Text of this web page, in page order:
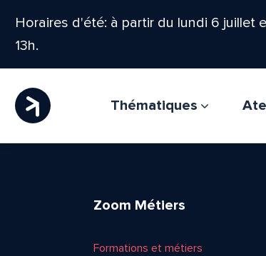
Horaires d'été: à partir du lundi 6 juillet
13h.
Thématiques
Zoom Métiers
Formations et métiers